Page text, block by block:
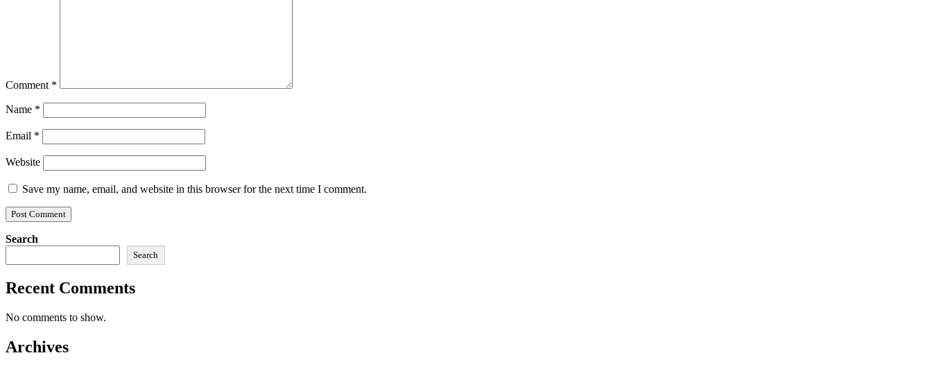
Comment *
Name *
Email *
Website
Save my name, email, and website in this browser for the next time I comment.
Search
Search
Recent Comments
No comments to show.
Archives